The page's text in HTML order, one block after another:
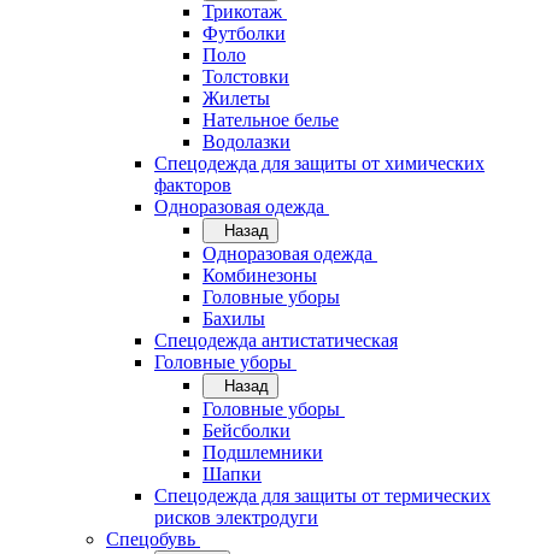
Трикотаж
Футболки
Поло
Толстовки
Жилеты
Нательное белье
Водолазки
Спецодежда для защиты от химических
факторов
Одноразовая одежда
Назад
Одноразовая одежда
Комбинезоны
Головные уборы
Бахилы
Спецодежда антистатическая
Головные уборы
Назад
Головные уборы
Бейсболки
Подшлемники
Шапки
Спецодежда для защиты от термических
рисков электродуги
Спецобувь